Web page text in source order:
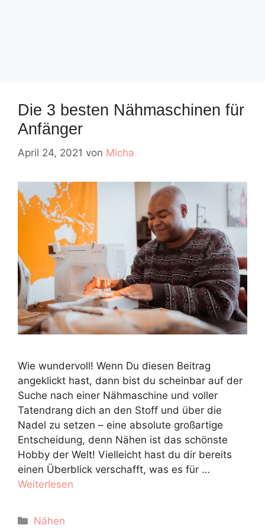
Die 3 besten Nähmaschinen für
Anfänger
April 24, 2021 von Micha
Wie wundervoll! Wenn Du diesen Beitrag
angeklickt hast, dann bist du scheinbar auf der
Suche nach einer Nähmaschine und voller
Tatendrang dich an den Stoff und über die
Nadel zu setzen – eine absolute großartige
Entscheidung, denn Nähen ist das schönste
Hobby der Welt! Vielleicht hast du dir bereits
einen Überblick verschafft, was es für …
Weiterlesen
Kategorien
Nähen